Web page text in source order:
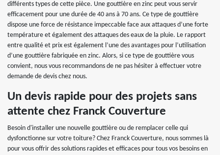
différents types de cette pièce. Une gouttière en zinc peut vous servir
efficacement pour une durée de 40 ans à 70 ans. Ce type de gouttière
dispose une force de résistance impeccable face aux attaques d’une forte
température et également des attaques des eaux de la pluie. Le rapport
entre qualité et prix est également l’une des avantages pour l’utilisation
d’une gouttière fabriquée en zinc. Alors, si ce type de gouttière vous
convient, nous vous recommandons de ne pas hésiter à effectuer votre
demande de devis chez nous.
Un devis rapide pour des projets sans
attente chez Franck Couverture
Besoin d'installer une nouvelle gouttière ou de remplacer celle qui
dysfonctionne sur votre toiture? Chez Franck Couverture, nous sommes là
pour vous offrir des solutions rapides et efficaces pour tous vos besoins en